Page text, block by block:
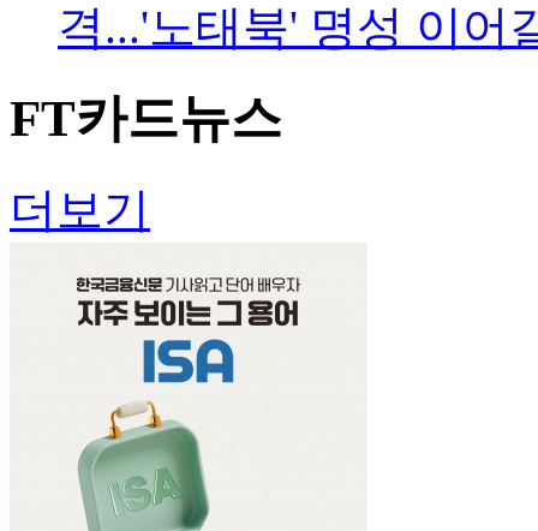
격...'노태북' 명성 이어
FT카드뉴스
더보기